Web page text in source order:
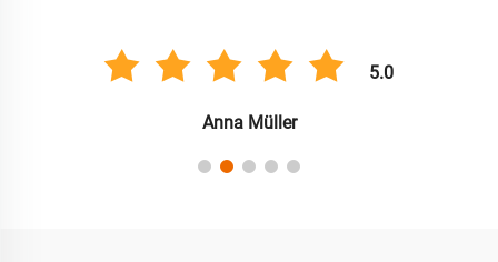
5.0
Anna Müller